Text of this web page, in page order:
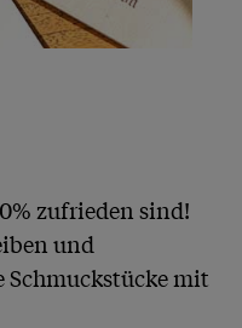
zufrieden sind!
und
mit